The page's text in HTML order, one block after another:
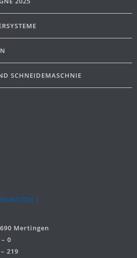
SCHNEIDEMASCHNIE
I
Mertingen
0
219